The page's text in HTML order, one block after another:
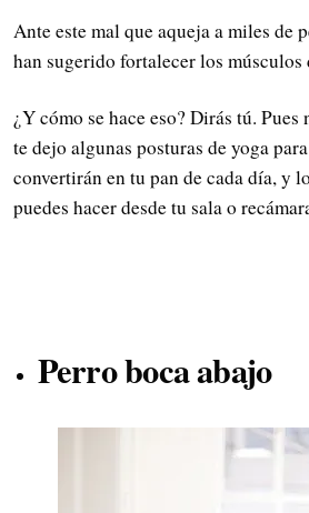
Ante este mal que aqueja a miles de
han sugerido fortalecer los músculos
¿Y cómo se hace eso? Dirás tú.
te dejo algunas posturas de yoga
convertirán en tu pan de cada día, y
puedes hacer desde tu sala o
Perro boca abajo